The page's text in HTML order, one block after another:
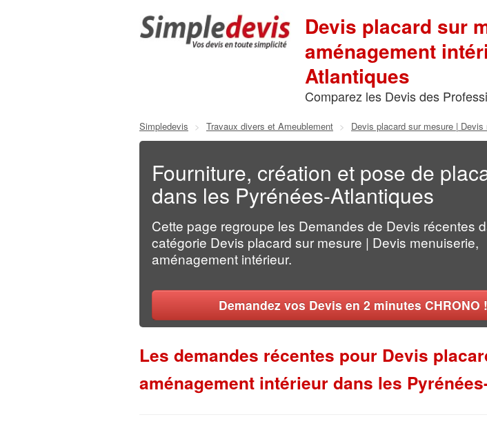
Devis placard sur
aménagement
Atlantiques
Comparez les Devis des
Simpledevis > Travaux divers et Ameublement > Devis placard sur mesure |
Fourniture, création et pose de
dans les Pyrénées-Atlantiques
Cette page regroupe les Demandes de Devis récentes
catégorie Devis placard sur mesure | Devis menuiserie,
aménagement intérieur.
Demandez vos Devis en 2 minutes CHRONO !
Les demandes récentes pour Devis
aménagement intérieur dans les